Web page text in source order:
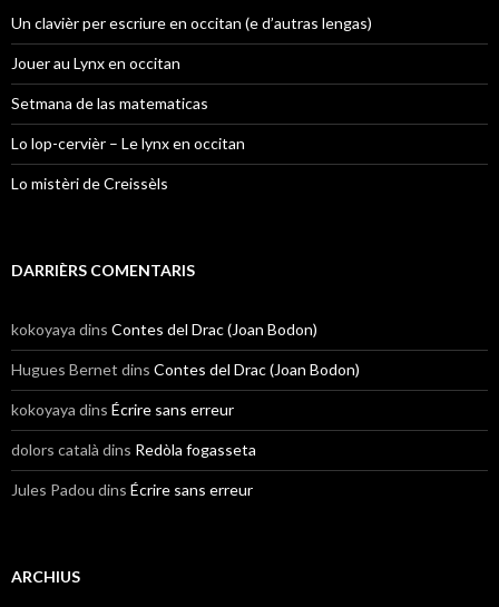
Un clavièr per escriure en occitan (e d’autras lengas)
Jouer au Lynx en occitan
Setmana de las matematicas
Lo lop-cervièr – Le lynx en occitan
Lo mistèri de Creissèls
DARRIÈRS COMENTARIS
kokoyaya dins Contes del Drac (Joan Bodon)
Hugues Bernet dins Contes del Drac (Joan Bodon)
kokoyaya dins Écrire sans erreur
dolors català dins Redòla fogasseta
Jules Padou dins Écrire sans erreur
ARCHIUS